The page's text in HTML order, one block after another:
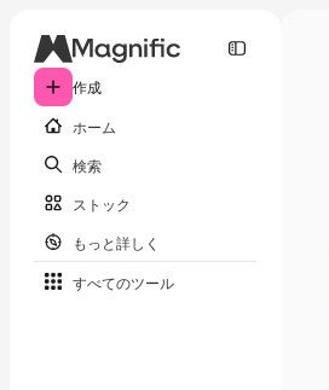
作成
ホーム
検索
ストック
もっと詳しく
すべてのツール